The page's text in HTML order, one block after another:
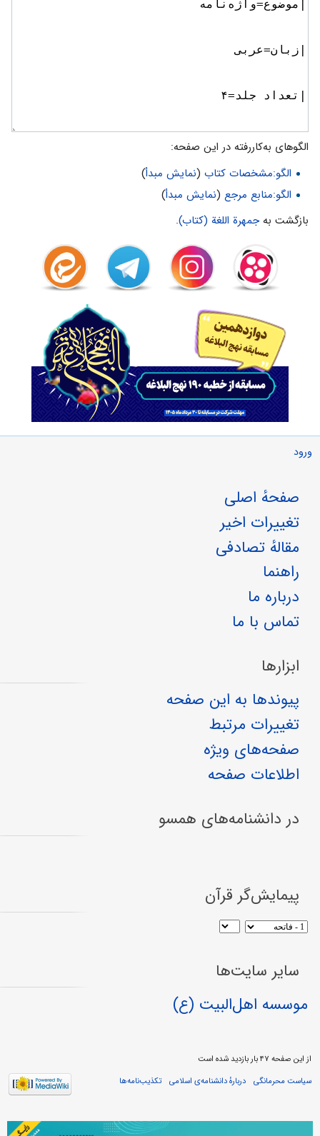
الگوهای به‌کاررفته در این صفحه:
الگو:مشخصات کتاب(نمایش مبدأ)
الگو:منابع مرجع(نمایش مبدأ)
بازگشت بهجمهرة اللغة (کتاب).
ورود
صفحهٔ اصلی
تغییرات اخیر
مقالهٔ تصادفی
راهنما
درباره ما
تماس با ما
ابزارها
پیوندها به این صفحه
تغییرات مرتبط
صفحه‌های ویژه
اطلاعات صفحه
در دانشنامه‌های همسو
پیمایش‌گر قرآن
سایر سایت‌ها
موسسه اهل‌البیت (ع)
از این صفحه ۴۷ بار بازدید شده است
سیاست محرمانگی
دربارهٔ دانشنامه‌ی اسلامی تکذیب‌نامه‌ها